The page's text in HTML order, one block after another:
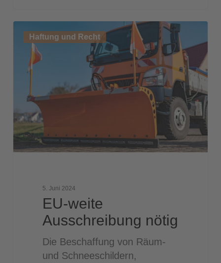
weite
Ausschreibung
nötig
Haftung und Recht
5. Juni 2024
EU-weite
Ausschreibung nötig
Die Beschaffung von Räum-
und Schneeschildern,